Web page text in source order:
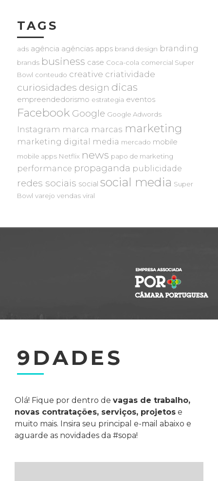
TAGS
ads agência agências apps brand design branding
brands business case Coca-cola comercial Super
Bowl conteudo creative criatividade
curiosidades design dicas
empreendedorismo estrategia eventos
Facebook Google Google Adwords
Instagram marca marcas marketing
marketing digital media mercado mobile
mobile apps Netflix news papo de marketing
performance propaganda publicidade
redes sociais social social media Super
Bowl varejo vendas viral
9DADES
Olá! Fique por dentro de vagas de trabalho,
novas contratações, serviços, projetos e
muito mais. Insira seu principal e-mail abaixo e
aguarde as novidades da #sopa!